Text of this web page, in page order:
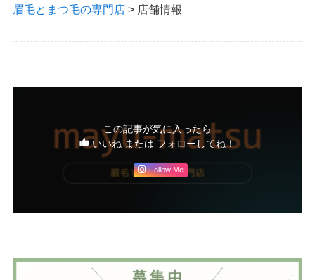
眉毛とまつ毛の専門店> 店舗情報
この記事が気に入ったら
いいね または フォローしてね！
Follow Me